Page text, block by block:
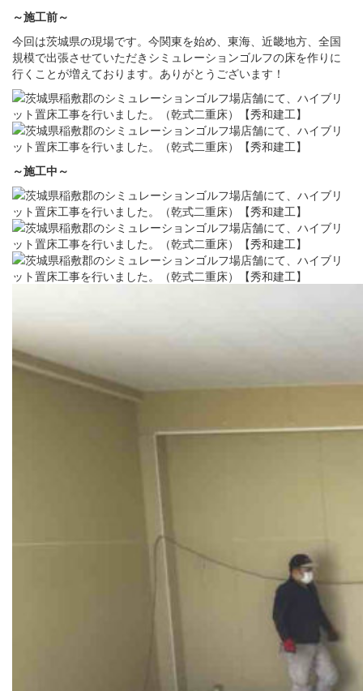
～施工前～
今回は茨城県の現場です。今関東を始め、東海、近畿地方、全国
規模で出張させていただきシミュレーションゴルフの床を作りに
行くことが増えております。ありがとうございます！
～施工中 ～